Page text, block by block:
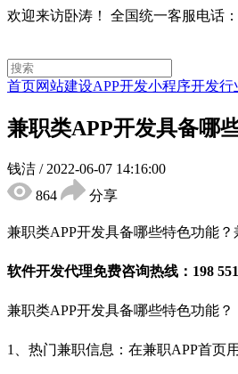
欢迎来访卧涛！ 全国统一客服电话：
首页网站建设APP开发小程序开发行
兼职类APP开发具备哪
钱洁 / 2022-06-07 14:16:00
864
分享
兼职类APP开发具备哪些特色功能
软件开发代理免费咨询热线：198
兼职类APP开发具备哪些特色功能？
1、热门兼职信息：在兼职APP首页